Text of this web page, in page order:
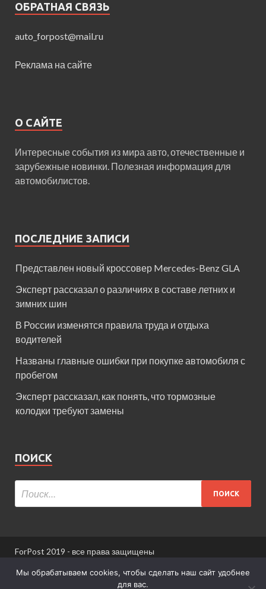
ОБРАТНАЯ СВЯЗЬ
auto_forpost@mail.ru
Реклама на сайте
О САЙТЕ
Интересные события из мира авто, отечественные и
зарубежные новинки. Полезная информация для
автомобилистов.
ПОСЛЕДНИЕ ЗАПИСИ
Представлен новый кроссовер Mercedes-Benz GLA
Эксперт рассказал о различиях в составе летних и
зимних шин
В России изменятся правила труда и отдыха
водителей
Названы главные ошибки при покупке автомобиля с
пробегом
Эксперт рассказал, как понять, что тормозные
колодки требуют замены
ПОИСК
ForPost 2019 - все права защищены
При использовании материалов сайта ссылка
Мы обрабатываем cookies, чтобы сделать наш сайт удобнее
для вас.